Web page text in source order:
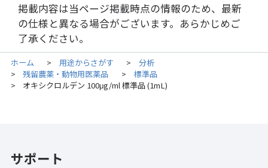
掲載内容は当ページ掲載時点の情報のため、最新
の仕様と異なる場合がございます。あらかじめご
了承ください。
ホーム > 用途からさがす > 分析
> 残留農薬・動物用医薬品 > 標準品
> オキシクロルデン 100μg/ml 標準品 (1mL)
サポート